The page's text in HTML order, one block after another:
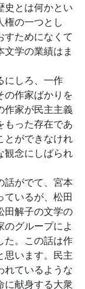
史とは何かとい
権の一つとし
すためになくて
学の業績はま
にしろ、一作
の作家ばかりを
作家が民主主義
もった存在であ
とができなけれ
観念にしばられ
がでて、宮本
ているが、松田
田解子の文学の
グループによ
た。この話は作
思います。民主
れているような
に献身する大衆